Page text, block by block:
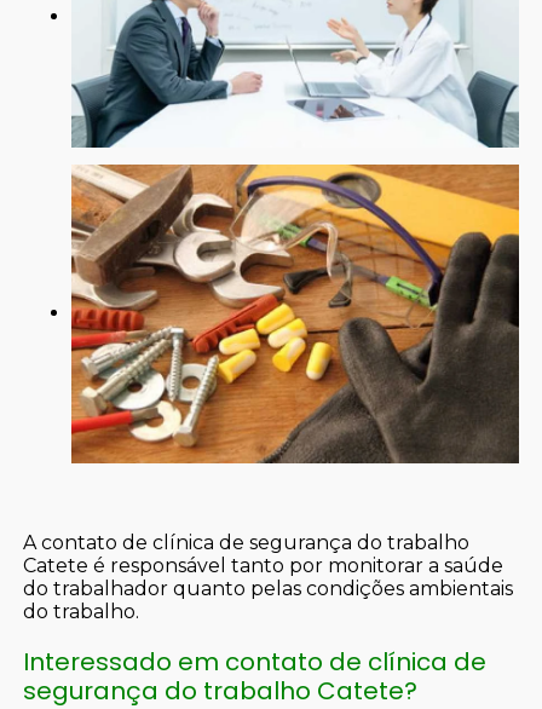
A contato de clínica de segurança do trabalho
Catete é responsável tanto por monitorar a saúde
do trabalhador quanto pelas condições ambientais
do trabalho.
Interessado em contato de clínica de
segurança do trabalho Catete?